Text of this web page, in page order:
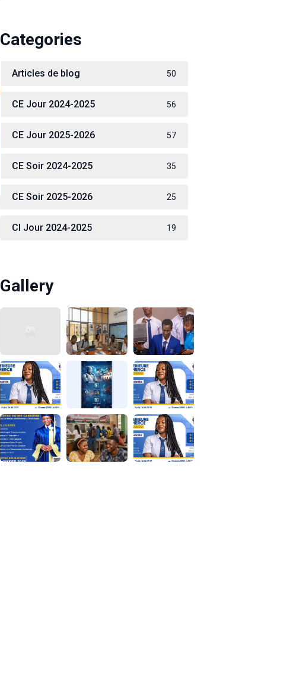
Categories
Articles de blog 50
CE Jour 2024-2025 56
CE Jour 2025-2026 57
CE Soir 2024-2025 35
CE Soir 2025-2026 25
CI Jour 2024-2025 19
Gallery